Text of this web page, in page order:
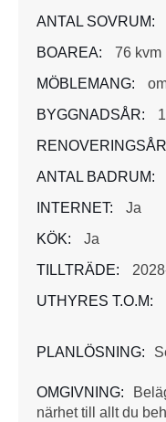
ANTAL SOVRUM:
BOAREA:
76 kvm
MÖBLEMANG:
BYGGNADSÅR:
ANTAL BADRUM:
INTERNET:
Ja
KÖK:
Ja
TILLTRÄDE:
UTHYRES T.O.M:
PLANLÖSNING:
OMGIVNING:
närhet till allt du